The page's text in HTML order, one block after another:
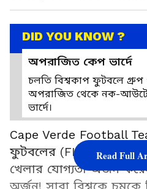
DID YOU KNOW ?
অপরাজিত কেপ ভার্দে
চলতি বিশ্বকাপ ফুটবলে গ্রুপ
অপরাজিত থেকে নক-আউটে
ভার্দে।
Cape Verde Football
ফুটবলের (FIFA World
খেলার যোগ্যতা অর্জন
Read Full